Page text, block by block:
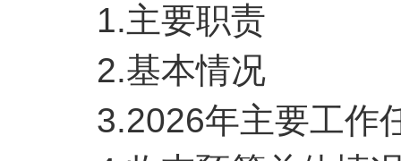
1.主要职责
2.基本情况
3.2026年主要工作